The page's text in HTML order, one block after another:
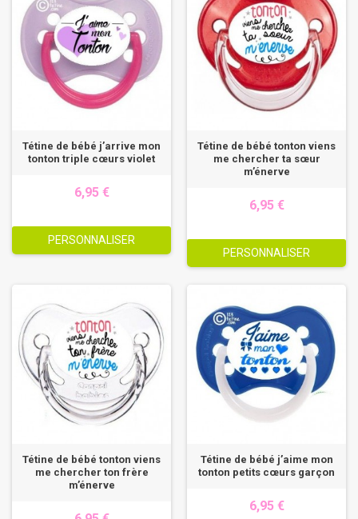
Tétine de bébé j’arrive mon
tonton triple cœurs violet
6,95 €
PERSONNALISER
Tétine de bébé tonton viens
me chercher ta sœur
m’énerve
6,95 €
PERSONNALISER
Tétine de bébé tonton viens
me chercher ton frère
m’énerve
Tétine de bébé j’aime mon
tonton petits cœurs garçon
6,95 €